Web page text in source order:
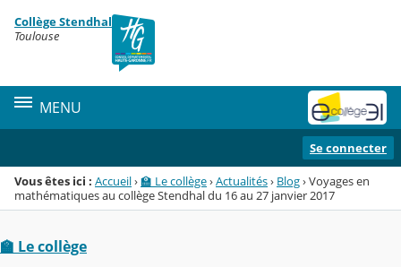
Menu de la rubrique
Contenu
Collège Stendhal
Toulouse
MENU
Se connecter
Vous êtes ici : Accueil›🏫 Le collège›Actualités› Blog›Voyages en
mathématiques au collège Stendhal du 16 au 27 janvier 2017
🏫 Le collège